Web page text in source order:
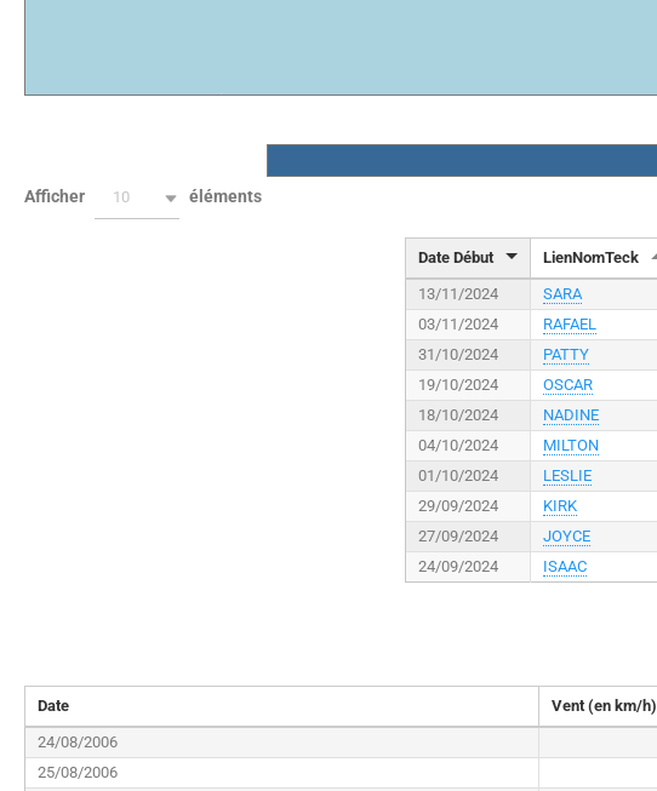
Afficher 10 éléments
Date Début LienNomTeck
13/11/2024
SARA
03/11/2024
RAFAEL
31/10/2024
PATTY
19/10/2024
OSCAR
18/10/2024
NADINE
04/10/2024
MILTON
01/10/2024
LESLIE
29/09/2024
KIRK
27/09/2024
JOYCE
24/09/2024
ISAAC
Date Vent (en km/h)
24/08/2006
25/08/2006